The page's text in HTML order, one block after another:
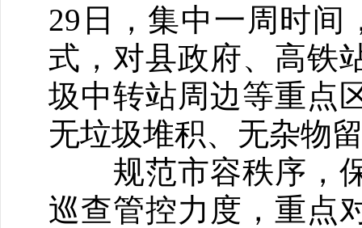
29日，集中一周时间
式，对县政府、高铁
圾中转站周边等重点
无垃圾堆积、无杂物
规范市容秩序，保
巡查管控力度，重点